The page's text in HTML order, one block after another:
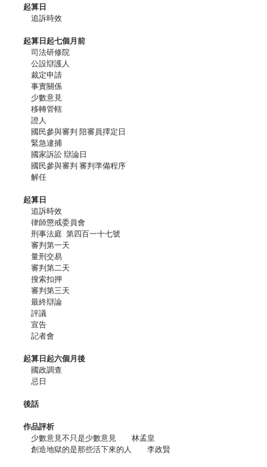
起算日
追訴時效
起算日起七個月前
司法研修院
公設辯護人
裁定申請
事實關係
少數意見
移轉管轄
證人
國民參與審判 陪審員擇定日
緊急逮捕
國家訴訟 辯論日
國民參與審判 審判準備程序
解任
起算日
追訴時效
律師懲戒委員會
刑事法庭 第四百一十七號
審判第一天
量刑交易
審判第二天
搜索扣押
審判第三天
最終辯論
評議
宣告
記者會
起算日起六個月後
國政調查
忌日
後話
作品評析
少數意見不只是少數意見 林孟皇
創造地獄的是那些活下來的人 李政賢